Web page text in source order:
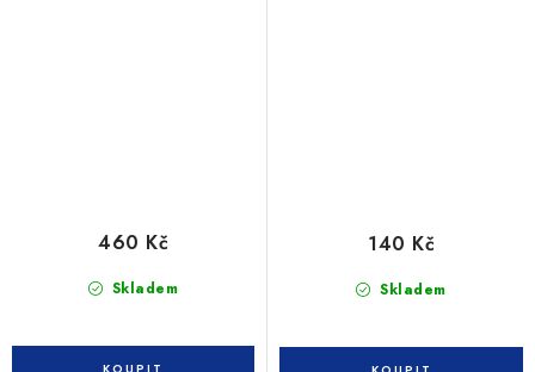
Skladem
460 Kč
Skladem
140 Kč